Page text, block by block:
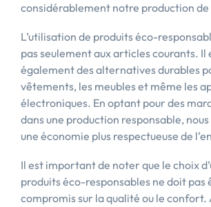
considérablement notre production
L’utilisation de produits éco-
pas seulement aux articles courants. Il
également des alternatives durables
vêtements, les meubles et même les
électroniques. En optant pour des
dans une production responsable,
une économie plus respectueuse de
Il est important de noter que le choix
produits éco-responsables ne doit pas
compromis sur la qualité ou le confort.